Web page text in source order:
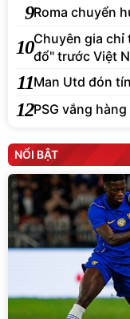
9Roma chuyển
10Chuyên gia chỉ
đổ" trước Việt
11Man Utd đón
12PSG vắng
NỔI BẬT